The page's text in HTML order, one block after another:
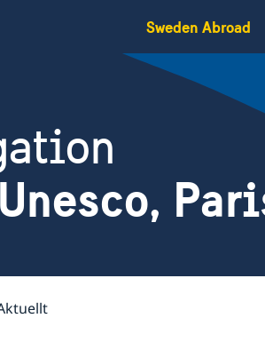
Sweden Abroad